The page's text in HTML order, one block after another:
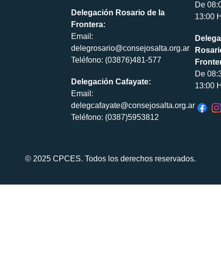
Delegación Rosario de la
Frontera:
Email:
delegrosario@consejosalta.org.ar
Teléfono: (03876)481-577
Delegación Cafayate:
Email:
delegcafayate@consejosalta.org.ar
Teléfono: (0387)5953812
De
13:00
De
13:00
© 2025 CPCES. Todos los derechos reservados.